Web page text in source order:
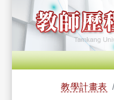
教學計畫表